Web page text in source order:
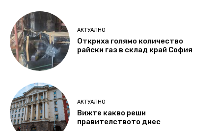
АКТУАЛНО
Откриха голямо количество
райски газ в склад край София
АКТУАЛНО
Вижте какво реши
правителството днес